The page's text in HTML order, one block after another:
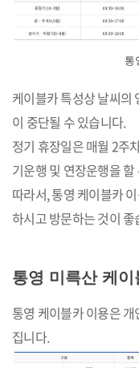
통
케이블카 특성상 날씨의
이 중단될 수 있습니다.
정기 휴장일은 매월 2주
기운행 및 연장운행을 할
따라서, 통영 케이블카
하시고 방문하는 것이 좋
통영 미륵산 케
통영 케이블카 이용은
집니다.